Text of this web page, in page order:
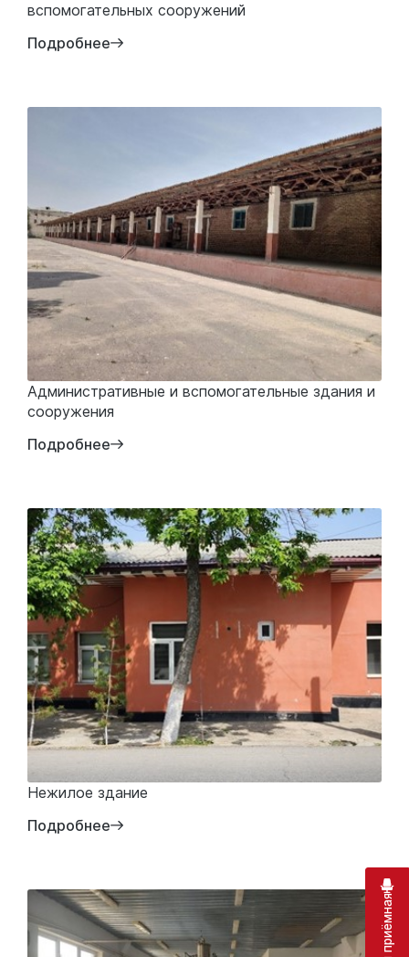
вспомогательных сооружений
Подробнее
Административные и вспомогательные здания и
сооружения
Подробнее
Нежилое здание
Подробнее